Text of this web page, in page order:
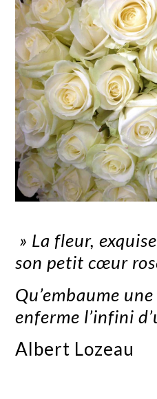
» La fleur,
son petit cœur
Qu’embaume
enferme l’infini
Albert Lozeau